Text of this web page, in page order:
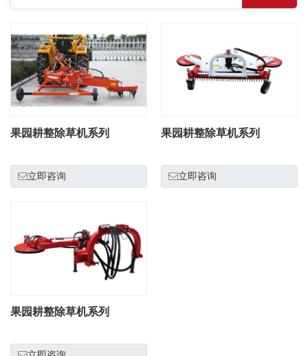
果园耕整除草机系列
立即咨询
果园耕整除草机系列
立即咨询
果园耕整除草机系列